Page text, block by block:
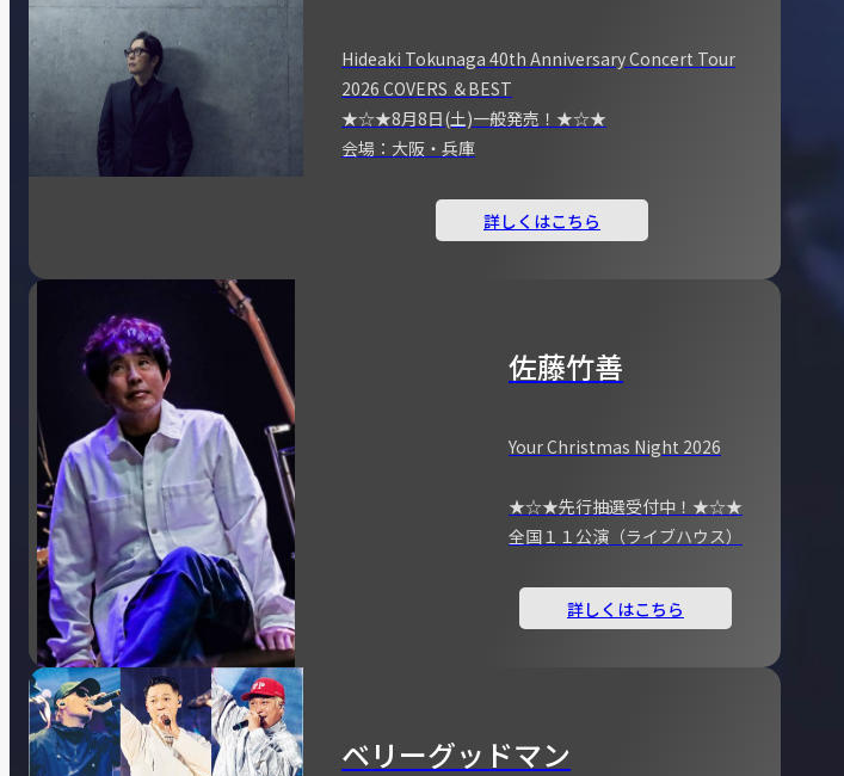
Hideaki Tokunaga 40th Anniversary Concert Tour
2026 COVERS ＆BEST
★☆★8月8日(土)一般発売！★☆★
会場：大阪・兵庫
詳しくはこちら
佐藤竹善
Your Christmas Night 2026
★☆★先行抽選受付中！★☆★
全国１１公演（ライブハウス）
詳しくはこちら
ベリーグッドマン